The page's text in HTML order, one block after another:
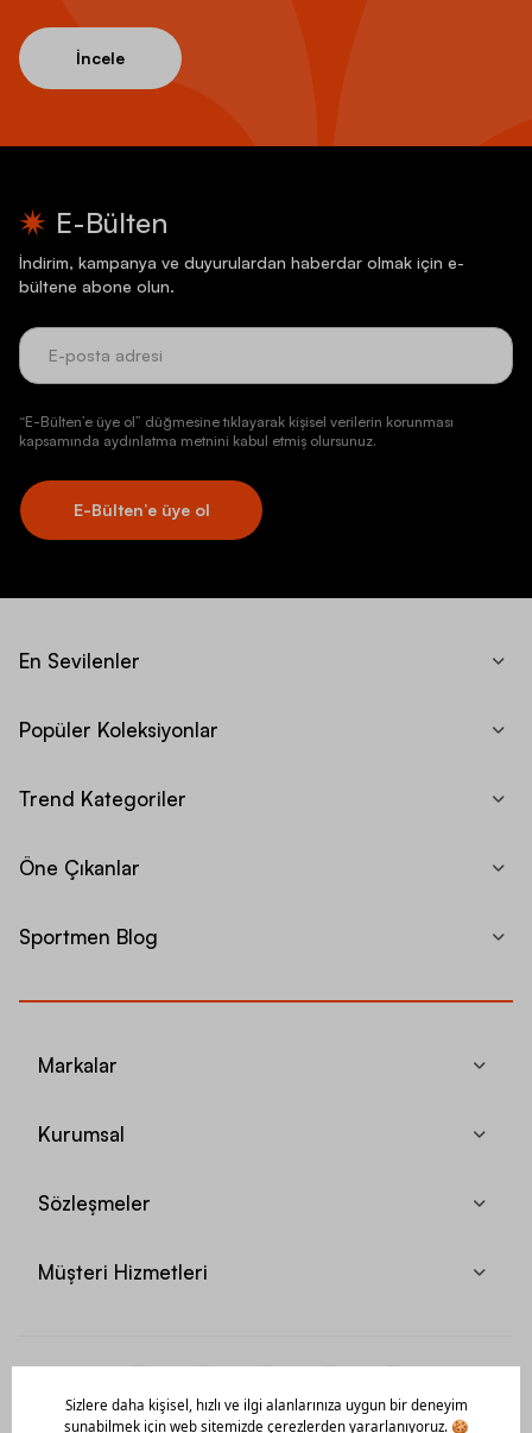
İncele
E-Bülten
İndirim, kampanya ve duyurulardan haberdar olmak için e-
bültene abone olun.
“E-Bülten’e üye ol” düğmesine tıklayarak kişisel verilerin korunması
kapsamında aydınlatma metnini kabul etmiş olursunuz.
E-Bülten’e üye ol
En Sevilenler
Popüler Koleksiyonlar
Trend Kategoriler
Öne Çıkanlar
Sportmen Blog
Markalar
Kurumsal
Sözleşmeler
Müşteri Hizmetleri